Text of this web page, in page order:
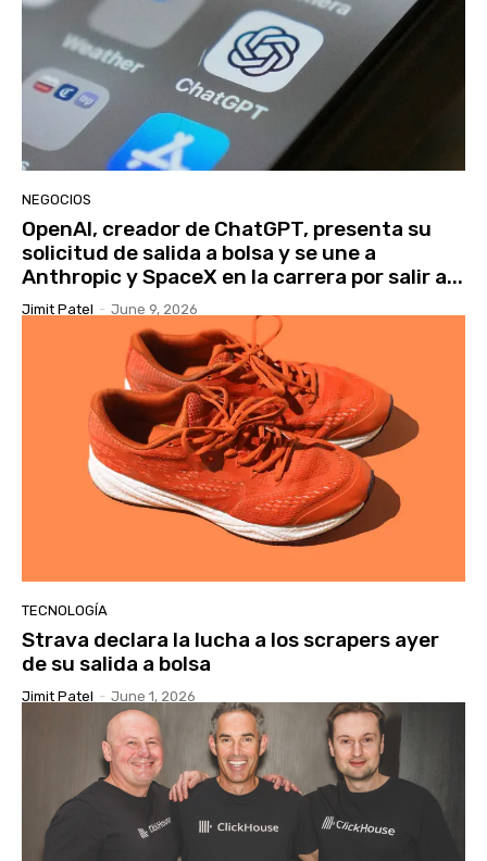
NEGOCIOS
OpenAI, creador de ChatGPT, presenta su
solicitud de salida a bolsa y se une a
Anthropic y SpaceX en la carrera por salir a...
Jimit Patel - June 9, 2026
TECNOLOGÍA
Strava declara la lucha a los scrapers ayer
de su salida a bolsa
Jimit Patel - June 1, 2026